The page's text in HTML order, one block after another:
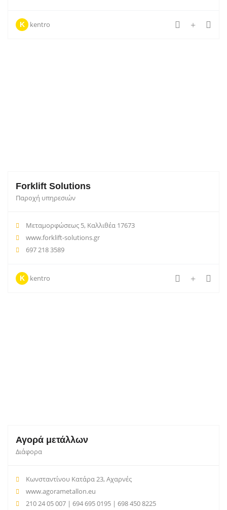
K kentro
Forklift Solutions
Παροχή υπηρεσιών
Μεταμορφώσεως 5, Καλλιθέα 17673
www.forklift-solutions.gr
697 218 3589
K kentro
Αγορά μετάλλων
Διάφορα
Kωνσταντίνου Κατάρα 23, Αχαρνές
www.agorametallon.eu
210 24 05 007 | 694 695 0195 | 698 450 8225